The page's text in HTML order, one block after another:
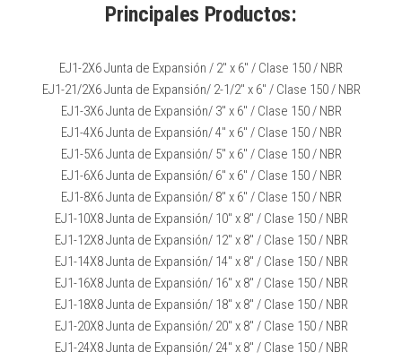
Principales Productos:
EJ1-2X6 Junta de Expansión / 2″ x 6″ / Clase 150 / NBR
EJ1-21/2X6 Junta de Expansión/ 2-1/2″ x 6″ / Clase 150 / NBR
EJ1-3X6 Junta de Expansión/ 3″ x 6″ / Clase 150 / NBR
EJ1-4X6 Junta de Expansión/ 4″ x 6″ / Clase 150 / NBR
EJ1-5X6 Junta de Expansión/ 5″ x 6″ / Clase 150 / NBR
EJ1-6X6 Junta de Expansión/ 6″ x 6″ / Clase 150 / NBR
EJ1-8X6 Junta de Expansión/ 8″ x 6″ / Clase 150 / NBR
EJ1-10X8 Junta de Expansión/ 10″ x 8″ / Clase 150 / NBR
EJ1-12X8 Junta de Expansión/ 12″ x 8″ / Clase 150 / NBR
EJ1-14X8 Junta de Expansión/ 14″ x 8″ / Clase 150 / NBR
EJ1-16X8 Junta de Expansión/ 16″ x 8″ / Clase 150 / NBR
EJ1-18X8 Junta de Expansión/ 18″ x 8″ / Clase 150 / NBR
EJ1-20X8 Junta de Expansión/ 20″ x 8″ / Clase 150 / NBR
EJ1-24X8 Junta de Expansión/ 24″ x 8″ / Clase 150 / NBR